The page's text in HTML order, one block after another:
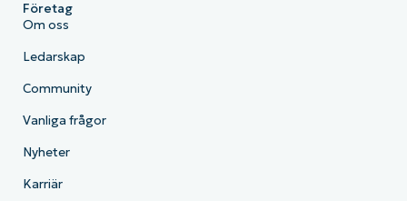
Företag
Om oss
Ledarskap
Community
Vanliga frågor
Nyheter
Karriär